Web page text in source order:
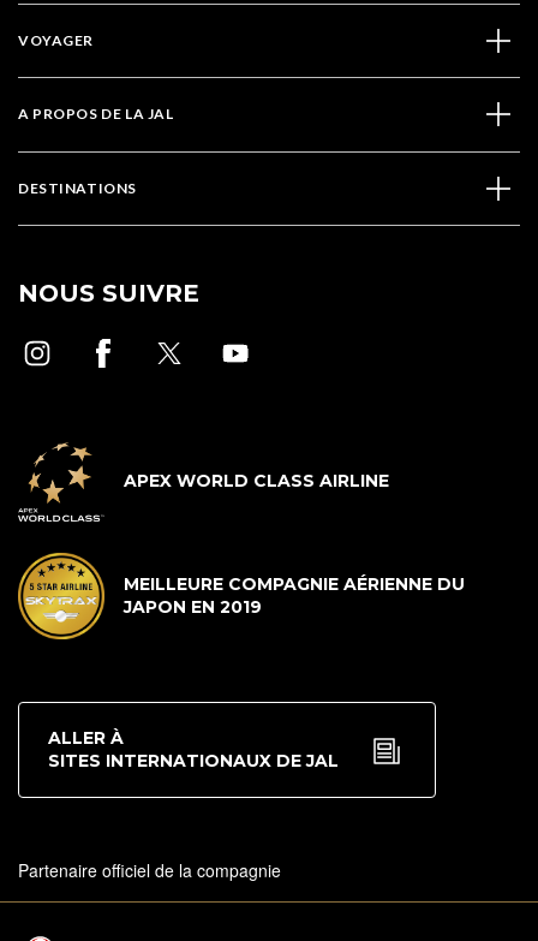
VOYAGER
A PROPOS DE LA JAL
DESTINATIONS
NOUS SUIVRE
APEX WORLD CLASS AIRLINE
MEILLEURE COMPAGNIE AÉRIENNE DU
JAPON EN 2019
ALLER À
SITES INTERNATIONAUX DE JAL
Partenaire officiel de la compagnie